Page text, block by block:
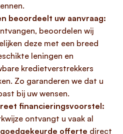
beoordeelt uw aanvraag:
beoordelen wij
deze met een breed
leningen en
kredietverstrekkers
Zo garanderen we dat u
bij uw wensen.
financieringsvoorstel:
ontvangt u vaak al
offerte direct